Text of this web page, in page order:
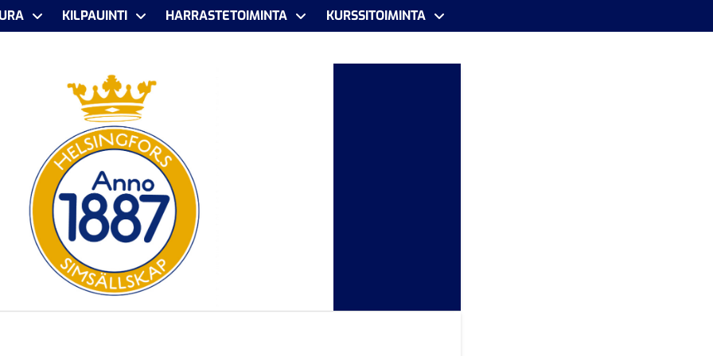
KILPAUINTI HARRASTETOIMINTA KURSSITOIMINTA